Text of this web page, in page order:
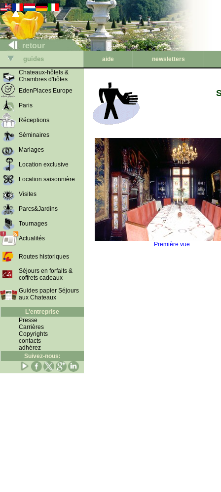
retour
guides aide
newsletters
Chateaux-hôtels &
Chambres d'hôtes
EdenPlaces Europe
Paris
Réceptions
Séminaires
Mariages
Location exclusive
Location saisonnière
Visites
Parcs&Jardins
Tournages
Actualités
Routes historiques
Séjours en forfaits &
coffrets cadeaux
Guides papier Séjours
aux Chateaux
L'entreprise
Presse
Carrières
Copyrights
contacts
adhérez
Suivez-nous:
Première vue